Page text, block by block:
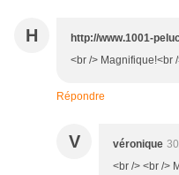
H http://www.1001-
<br /> Magnifique!<br
Répondre
V véronique
<br /> <br />